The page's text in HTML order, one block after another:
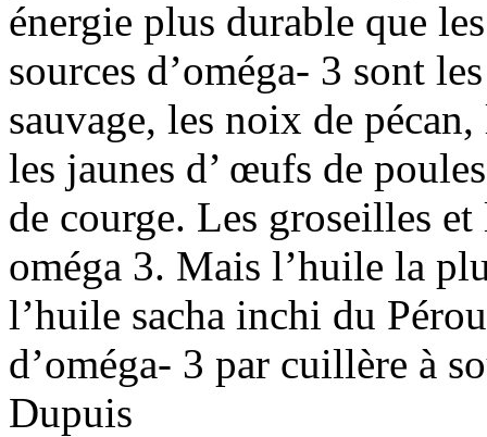
énergie plus durable que
sources d’oméga- 3 sont
sauvage, les noix de
les jaunes d’ œufs de
de courge. Les groseilles et
oméga 3. Mais l’huile la
l’huile sacha inchi du
d’oméga- 3 par cuillère à
Dupuis